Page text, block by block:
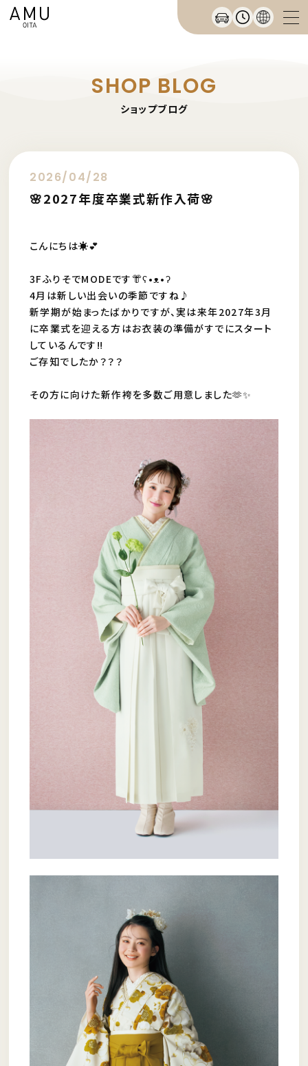
SHOP BLOG
ショップブログ
2026/04/28
🌸2027年度卒業式新作入荷🌸
こんにちは☀️💕
3FふりそでMODEです👘ʕ•ᴥ•ʔ
4月は新しい出会いの季節ですね♪
新学期が始まったばかりですが、実は来年2027年3月
に卒業式を迎える方はお衣装の準備がすでにスタート
しているんです‼︎
ご存知でしたか？？？
その方に向けた新作袴を多数ご用意しました🫶✨